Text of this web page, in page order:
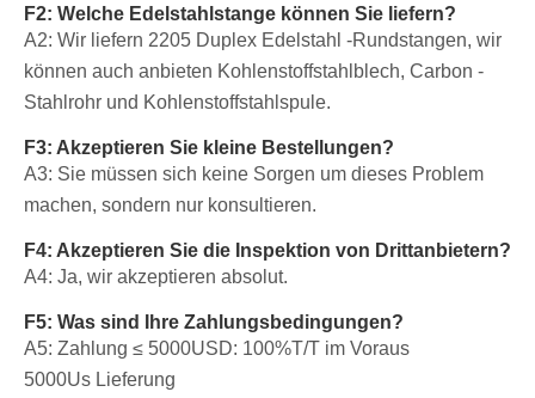
F2: Welche Edelstahlstange können Sie liefern?
A2: Wir liefern 2205 Duplex Edelstahl -Rundstangen, wir
können auch anbieten Kohlenstoffstahlblech, Carbon -
Stahlrohr und Kohlenstoffstahlspule.
F3: Akzeptieren Sie kleine Bestellungen?
A3: Sie müssen sich keine Sorgen um dieses Problem
machen, sondern nur konsultieren.
F4: Akzeptieren Sie die Inspektion von Drittanbietern?
A4: Ja, wir akzeptieren absolut.
F5: Was sind Ihre Zahlungsbedingungen?
A5: Zahlung ≤ 5000USD: 100%T/T im Voraus
5000Us Lieferung